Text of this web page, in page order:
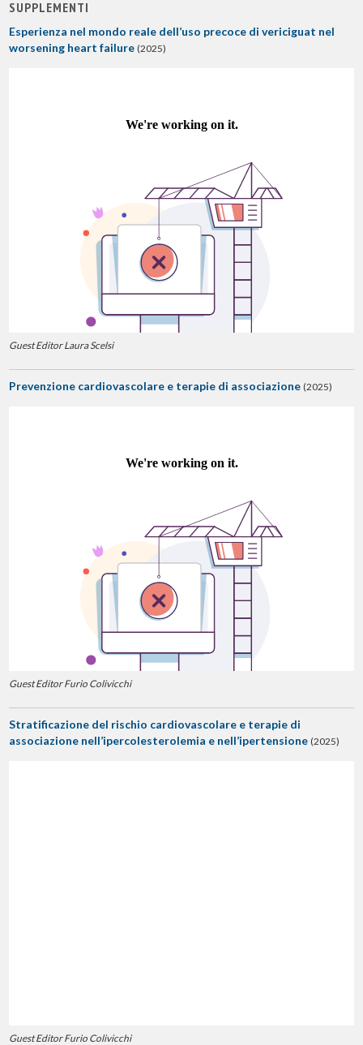
SUPPLEMENTI
Esperienza nel mondo reale dell’uso precoce di vericiguat nel
worsening heart failure (2025)
Guest Editor Laura Scelsi
Prevenzione cardiovascolare e terapie di associazione (2025)
Guest Editor Furio Colivicchi
Stratificazione del rischio cardiovascolare e terapie di
associazione nell’ipercolesterolemia e nell’ipertensione (2025)
Guest Editor Furio Colivicchi